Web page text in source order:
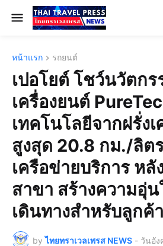
หน้าแรก รถยนต์
เปอโยต์ โชว์นวัตกร
เครื่องยนต์
เทคโนโลยีจากฝรั่ง
สูงสุด 20.8 กม./ลิต
เครือข่ายบริการ หลั
สาขา สร้างความอุ่น
เดินทางสำหรับลูกค้
by ไทยทราเวลเพรส NEWS - วันอัง